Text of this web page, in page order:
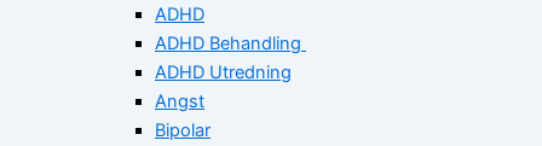
ADHD
ADHD Behandling
ADHD Utredning
Angst
Bipolar